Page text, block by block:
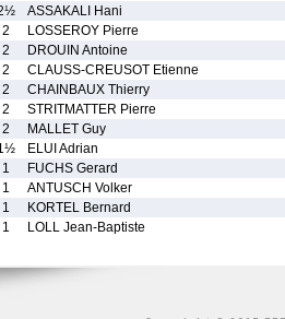
ASSAKALI Hani
2
LOSSEROY Pierre
2
DROUIN Antoine
2
CLAUSS-CREUSOT Etienne
2
CHAINBAUX Thierry
2
STRITMATTER Pierre
2
MALLET Guy
ELUI Adrian
1
FUCHS Gerard
1
ANTUSCH Volker
1
KORTEL Bernard
1 LOLL Jean-Baptiste